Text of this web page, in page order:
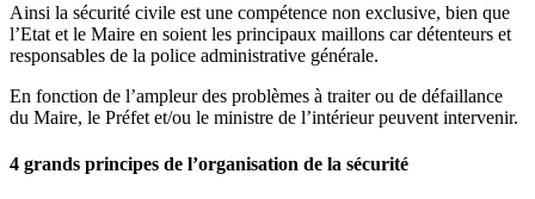
Ainsi la sécurité civile est une compétence non exclusive, bien que
l’Etat et le Maire en soient les principaux maillons car détenteurs et
responsables de la police administrative générale.
En fonction de l’ampleur des problèmes à traiter ou de défaillance
du Maire, le Préfet et/ou le ministre de l’intérieur peuvent intervenir.
4 grands principes de l’organisation de la sécurité